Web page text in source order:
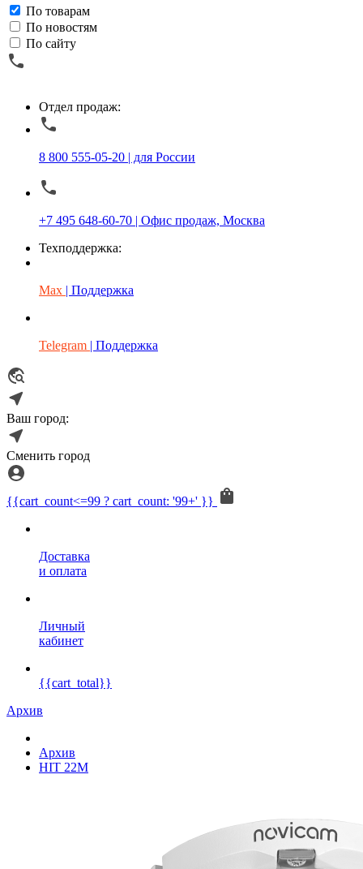
По товарам
По новостям
По сайту
Отдел продаж:
8 800 555-05-20 | для России
+7 495 648-60-70 | Офис продаж, Москва
Техподдержка:
Max | Поддержка
Telegram | Поддержка
Ваш город:
Сменить город
{{cart_count<=99 ? cart_count: '99+' }}
Доставка
и оплата
Личный
кабинет
{{cart_total}}
Архив
Архив
HIT 22M